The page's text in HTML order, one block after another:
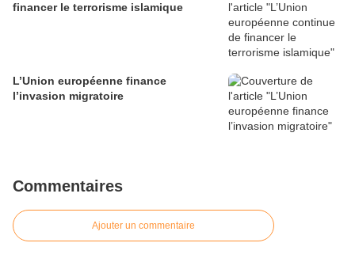
financer le terrorisme islamique
L’Union européenne finance
l’invasion migratoire
Commentaires
Ajouter un commentaire